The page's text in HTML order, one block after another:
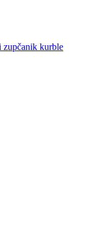
zupčanik kurble